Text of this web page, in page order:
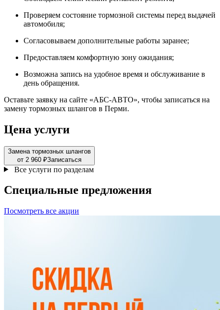
Проверяем состояние тормозной системы перед выдачей
автомобиля;
Согласовываем дополнительные работы заранее;
Предоставляем комфортную зону ожидания;
Возможна запись на удобное время и обслуживание в
день обращения.
Оставьте заявку на сайте «АБС-АВТО», чтобы записаться на
замену тормозных шлангов в Перми.
Цена услуги
Замена тормозных шлангов
от 2 960 ₽Записаться
Все услуги по разделам
Специальные предложения
Посмотреть все акции